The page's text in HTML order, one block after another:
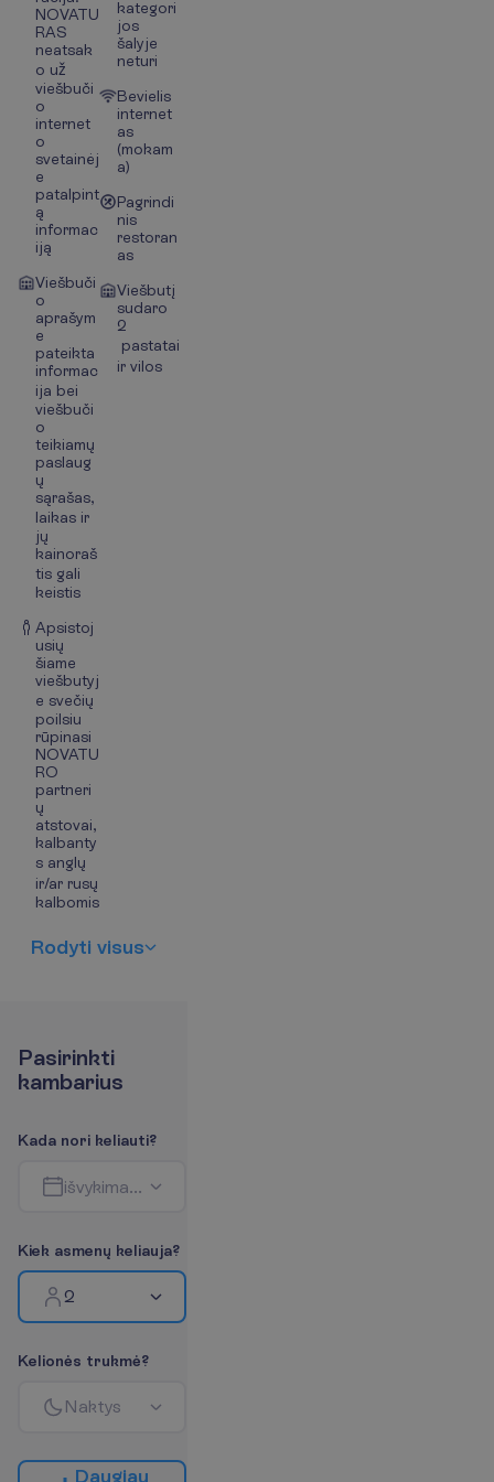
NOVATU
RAS
neatsak
o už
viešbuči
o
internet
o
svetainėj
e
patalpint
ą
informac
iją
Viešbuči
o
aprašym
e
pateikta
informac
ija bei
viešbuči
o
teikiamų
paslaug
ų
sąrašas,
laikas ir
jų
kainoraš
tis gali
keistis
Apsistoj
usių
šiame
viešbutyj
e svečių
poilsiu
rūpinasi
NOVATU
RO
partneri
ų
atstovai,
kalbanty
s anglų
ir/ar rusų
kalbomis
kategori
jos
šalyje
neturi
Bevielis
internet
as
(mokam
a)
Pagrindi
nis
restoran
as
Viešbutį
sudaro
2
pastatai
ir vilos
Rodyti visus
Pasirinkti
kambarius
Kada nori keliauti?
išvykimas g
Kiek asmenų keliauja?
2
Kelionės trukmė?
Naktys
Daugiau